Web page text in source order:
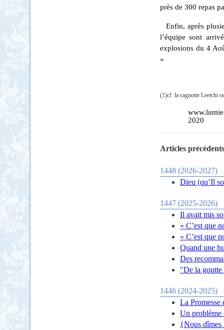
près de 300 repas
Enfin, après
l’équipe sont
explosions du 4
»
(1)cf. la cagnotte Leetchi
2020
Articles
1448 (2026-2027)
Dieu (qu’Il
1447 (2025-2026)
Il avait mis
« C’est que
« C’est que
Quand une
Des
"De la goutte
1446 (2024-2025)
La Promesse
Un problème
{Nous dîmes